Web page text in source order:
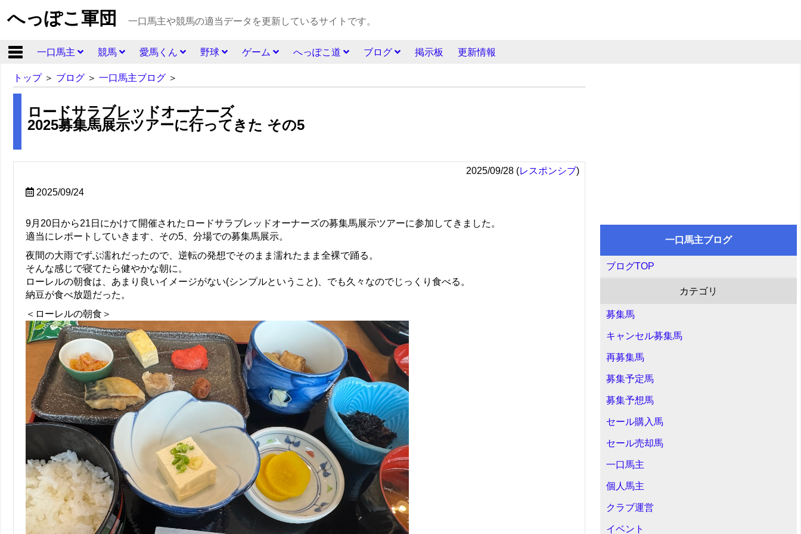
へっぽこ軍団 一口馬主や競馬の適当データを更新しているサイトです。
一口馬主 競馬 愛馬くん 野球 ゲーム へっぽこ道 ブログ 掲示板 更新情報
トップ＞ ブログ ＞ 一口馬主ブログ ＞
ロードサラブレッドオーナーズ
2025募集馬展示ツアーに行ってきた その5
2025/09/28 (レスポンシブ)
2025/09/24
9月20日から21日にかけて開催されたロードサラブレッドオーナーズの募集馬展示ツアーに参加してきました。
適当にレポートしていきます、その5、分場での募集馬展示。
夜間の大雨でずぶ濡れだったので、逆転の発想でそのまま濡れたまま全裸で踊る。
そんな感じで寝てたら健やかな朝に。
ローレルの朝食は、あまり良いイメージがない(シンプルということ)、でも久々なのでじっくり食べる。
納豆が食べ放題だった。
＜ローレルの朝食＞
一口馬主ブログ
ブログTOP
カテゴリ
募集馬
キャンセル募集馬
再募集馬
募集予定馬
募集予想馬
セール購入馬
セール売却馬
一口馬主
個人馬主
クラブ運営
イベント